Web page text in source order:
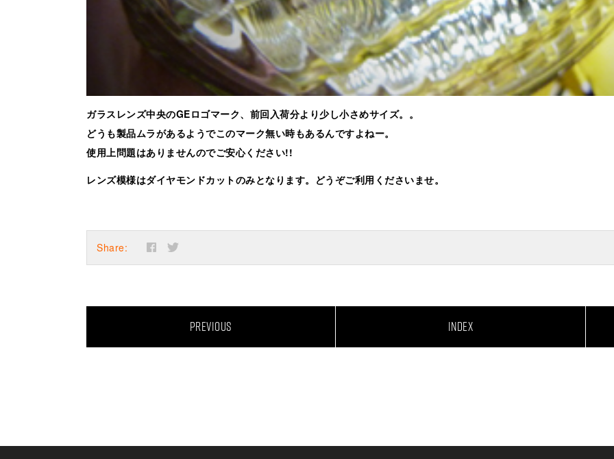
ガラスレンズ中央のGEロゴマーク、前回入荷分より少し小さめサイズ。。
どうも製品ムラがあるようでこのマーク無い時もあるんですよねー。
使用上問題はありませんのでご安心ください!!
レンズ模様はダイヤモンドカットのみとなります。どうぞご利用くださいませ。
Share:
PREVIOUS INDEX